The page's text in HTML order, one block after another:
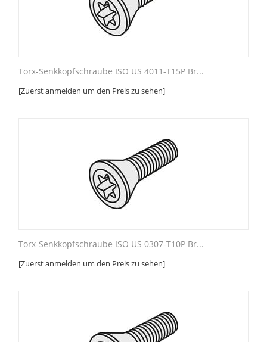
Torx-Senkkopfschraube ISO US 4011-T15P Br...
[Zuerst anmelden um den Preis zu sehen]
Torx-Senkkopfschraube ISO US 0307-T10P Br...
[Zuerst anmelden um den Preis zu sehen]